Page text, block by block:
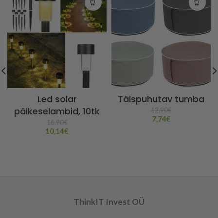
Led solar
päikeselambid, 10tk
16,90€
10,14€
Täispuhutav tumba
12,90€
7,74€
ThinkIT Invest OÜ